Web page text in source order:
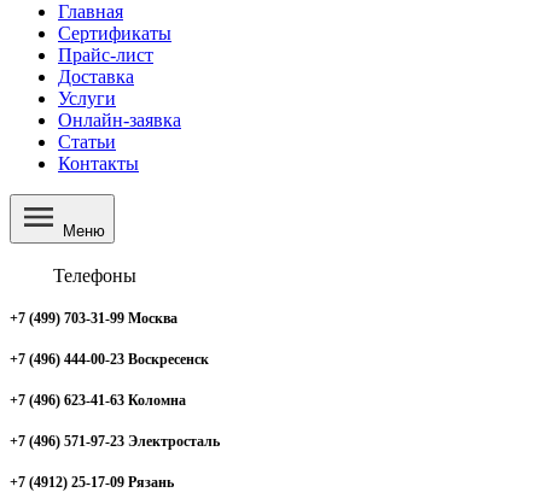
Главная
Сертификаты
Прайс-лист
Доставка
Услуги
Онлайн-заявка
Статьи
Контакты
Меню
Телефоны
+7 (499) 703-31-99 Москва
+7 (496) 444-00-23 Воскресенск
+7 (496) 623-41-63 Коломна
+7 (496) 571-97-23 Электросталь
+7 (4912) 25-17-09 Рязань